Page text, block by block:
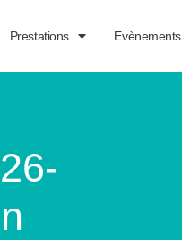
Prestations Evènements